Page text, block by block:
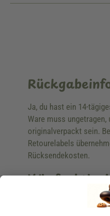
Ja, du hast ein 14-
Ware muss ungetragen,
originalverpackt sein.
Retourelabels
Rücksendekosten.
Wie